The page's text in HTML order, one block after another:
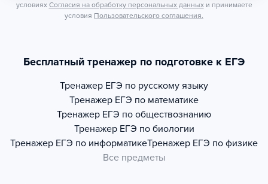
условиях Согласия на обработку персональных данных и принимаете
условия Пользовательского соглашения.
Бесплатный тренажер по подготовке к ЕГЭ
Тренажер ЕГЭ по русскому языку
Тренажер ЕГЭ по математике
Тренажер ЕГЭ по обществознанию
Тренажер ЕГЭ по биологии
Тренажер ЕГЭ по информатикеТренажер ЕГЭ по физике
Все предметы